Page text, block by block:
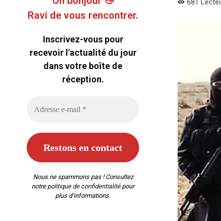
Ravi de vous rencontrer.
Inscrivez-vous pour
recevoir l'actualité du jour
dans votre boîte de
réception.
Nous ne spammons pas ! Consultez
notre politique de confidentialitépour
plus d’informations.
681